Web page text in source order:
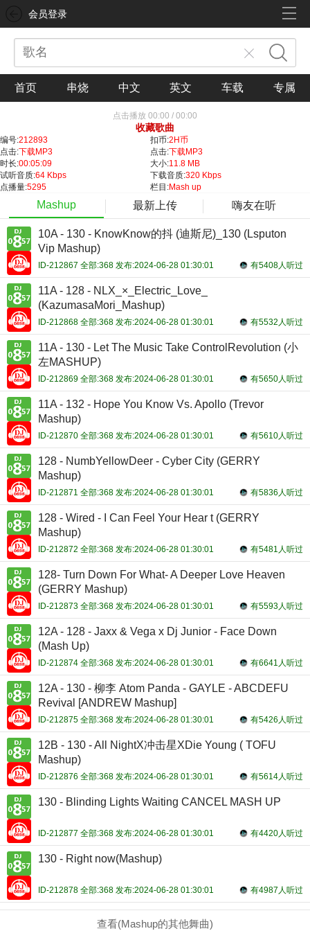
会员登录
首页 串烧 中文 英文 车载 专属
点击播放 00:00 / 00:00
收藏歌曲
编号:212893 扣币:2H币
点击:下载MP3 点击:下载MP3
时长:00:05:09 大小:11.8 MB
试听音质:64 Kbps 下载音质:320 Kbps
点播量:5295 栏目:Mash up
Mashup 最新上传 嗨友在听
10A - 130 - KnowKnow的抖 (迪斯尼)_130 (Lsputon
Vip Mashup)
有5408人听过
ID-212867 全部:368 发布:2024-06-28 01:30:01
11A - 128 - NLX_×_Electric_Love_
(KazumasaMori_Mashup)
有5532人听过
ID-212868 全部:368 发布:2024-06-28 01:30:01
11A - 130 - Let The Music Take ControlRevolution (小
左MASHUP)
有5650人听过
ID-212869 全部:368 发布:2024-06-28 01:30:01
11A - 132 - Hope You Know Vs. Apollo (Trevor
Mashup)
有5610人听过
ID-212870 全部:368 发布:2024-06-28 01:30:01
128 - NumbYellowDeer - Cyber City (GERRY
Mashup)
有5836人听过
ID-212871 全部:368 发布:2024-06-28 01:30:01
128 - Wired - I Can Feel Your Hear t (GERRY
Mashup)
有5481人听过
ID-212872 全部:368 发布:2024-06-28 01:30:01
128- Turn Down For What- A Deeper Love Heaven
(GERRY Mashup)
有5593人听过
ID-212873 全部:368 发布:2024-06-28 01:30:01
12A - 128 - Jaxx & Vega x Dj Junior - Face Down
(Mash Up)
有6641人听过
ID-212874 全部:368 发布:2024-06-28 01:30:01
12A - 130 - 柳李 Atom Panda - GAYLE - ABCDEFU
Revival [ANDREW Mashup]
有5426人听过
ID-212875 全部:368 发布:2024-06-28 01:30:01
12B - 130 - All NightX冲击星XDie Young ( TOFU
Mashup)
有5614人听过
ID-212876 全部:368 发布:2024-06-28 01:30:01
130 - Blinding Lights Waiting CANCEL MASH UP
有4420人听过
ID-212877 全部:368 发布:2024-06-28 01:30:01
130 - Right now(Mashup)
有4987人听过
ID-212878 全部:368 发布:2024-06-28 01:30:01
查看(Mashup的其他舞曲)